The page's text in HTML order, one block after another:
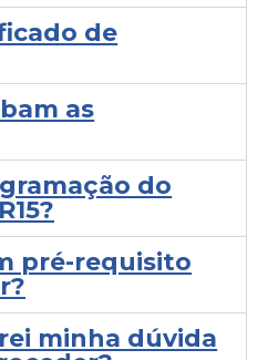
de
as
do
pré-requisito
minha dúvida